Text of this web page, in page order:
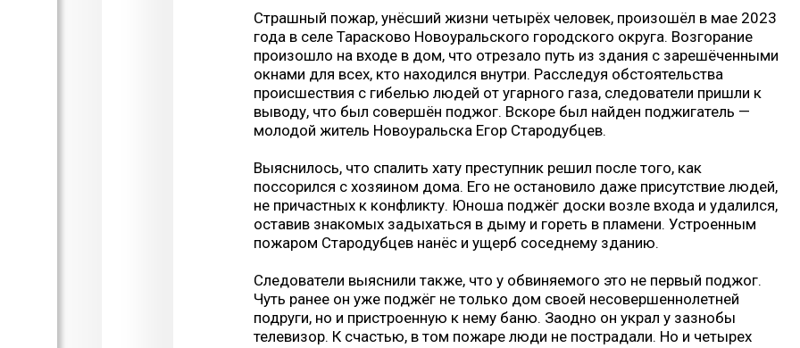
Страшный пожар, унёсший жизни четырёх человек, произошёл в мае 2023
года в селе Тарасково Новоуральского городского округа. Возгорание
произошло на входе в дом, что отрезало путь из здания с зарешёченными
окнами для всех, кто находился внутри. Расследуя обстоятельства
происшествия с гибелью людей от угарного газа, следователи пришли к
выводу, что был совершён поджог. Вскоре был найден поджигатель —
молодой житель Новоуральска Егор Стародубцев.
Выяснилось, что спалить хату преступник решил после того, как
поссорился с хозяином дома. Его не остановило даже присутствие людей,
не причастных к конфликту. Юноша поджёг доски возле входа и удалился,
оставив знакомых задыхаться в дыму и гореть в пламени. Устроенным
пожаром Стародубцев нанёс и ущерб соседнему зданию.
Следователи выяснили также, что у обвиняемого это не первый поджог.
Чуть ранее он уже поджёг не только дом своей несовершеннолетней
подруги, но и пристроенную к нему баню. Заодно он украл у зазнобы
телевизор. К счастью, в том пожаре люди не пострадали. Но и четырех